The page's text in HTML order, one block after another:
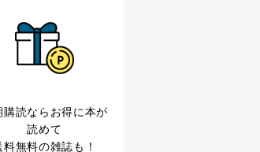
購読なら お得に本が
読めて
料無料の雑誌も！